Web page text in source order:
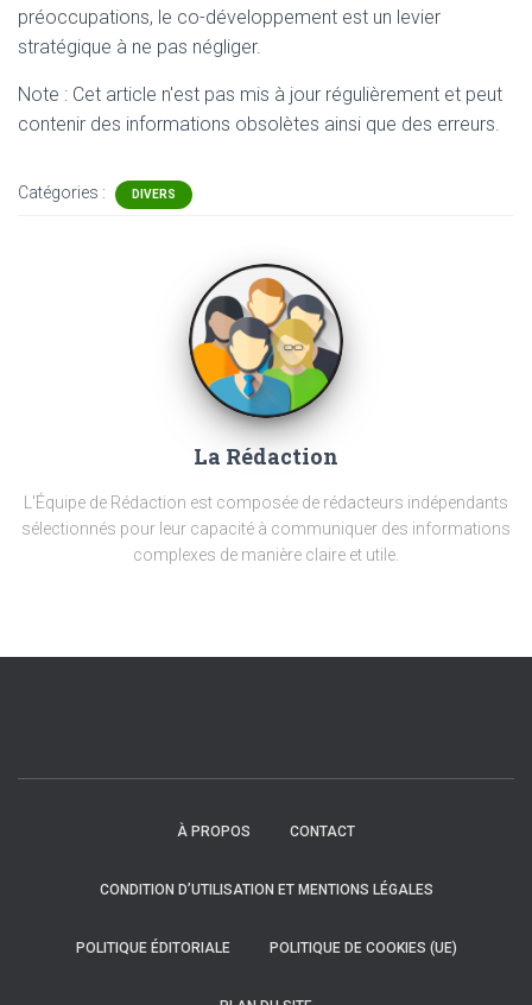
préoccupations, le co-développement est un levier
stratégique à ne pas négliger.
Note : Cet article n'est pas mis à jour régulièrement et peut
contenir des informations obsolètes ainsi que des erreurs.
Catégories : DIVERS
La Rédaction
L'Équipe de Rédaction est composée de rédacteurs indépendants
sélectionnés pour leur capacité à communiquer des informations
complexes de manière claire et utile.
À PROPOS CONTACT
CONDITION D’UTILISATION ET MENTIONS LÉGALES
POLITIQUE ÉDITORIALE POLITIQUE DE COOKIES (UE)